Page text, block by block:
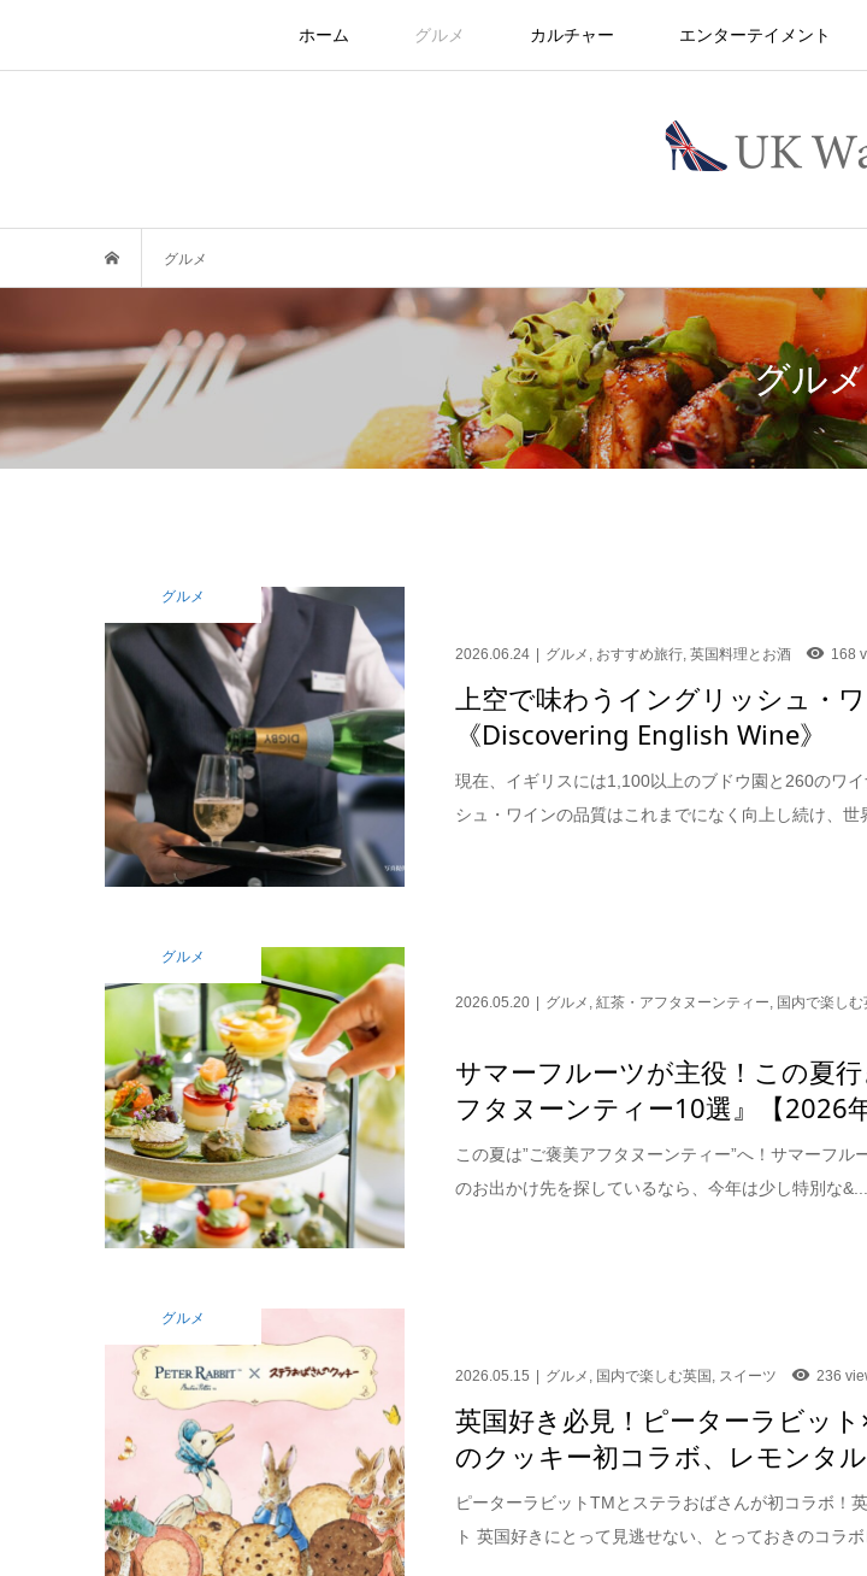
ホーム グルメ カルチャー エンターテイメント
グルメ
グルメ
グルメ
2026.06.24 グルメ , おすすめ旅行,英国料理とお酒 168
上空で味わうイングリッシュ・
《Discovering English Wine》
現在、イギリスには1,100以上のブドウ園と260のワ
シュ・ワインの品質はこれまでになく向上し続け、世
グルメ
2026.05.20 グルメ ,紅茶・アフタヌーンティー, 国内で楽しむ
サマーフルーツが主役！この夏
フタヌーンティー10選』【2026年
この夏は”ご褒美アフタヌーンティー”へ！サマーフル
のお出かけ先を探しているなら、今年は少し特別な&...
グルメ
2026.05.15 グルメ , 国内で楽しむ英国 , スイーツ 236
英国好き必見！ピーターラビッ
のクッキー初コラボ、レモンタ
ピーターラビットTMとステラおばさんが初コラボ！
ト 英国好きにとって見逃せない、とっておきのコラ